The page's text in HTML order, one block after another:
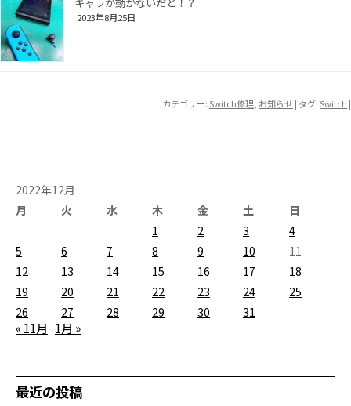
2023年8月25日
カテゴリー: Switch修理, お知らせ | タグ: Switch |
2022年12月
月
火 水 木 金 土
日
1
2 3
4
5
6 7 8 9 10
11
12
13 14 15 16 17
18
19
20 21 22 23 24
25
26
27 28 29 30 31
« 11月 1月 »
最近の投稿